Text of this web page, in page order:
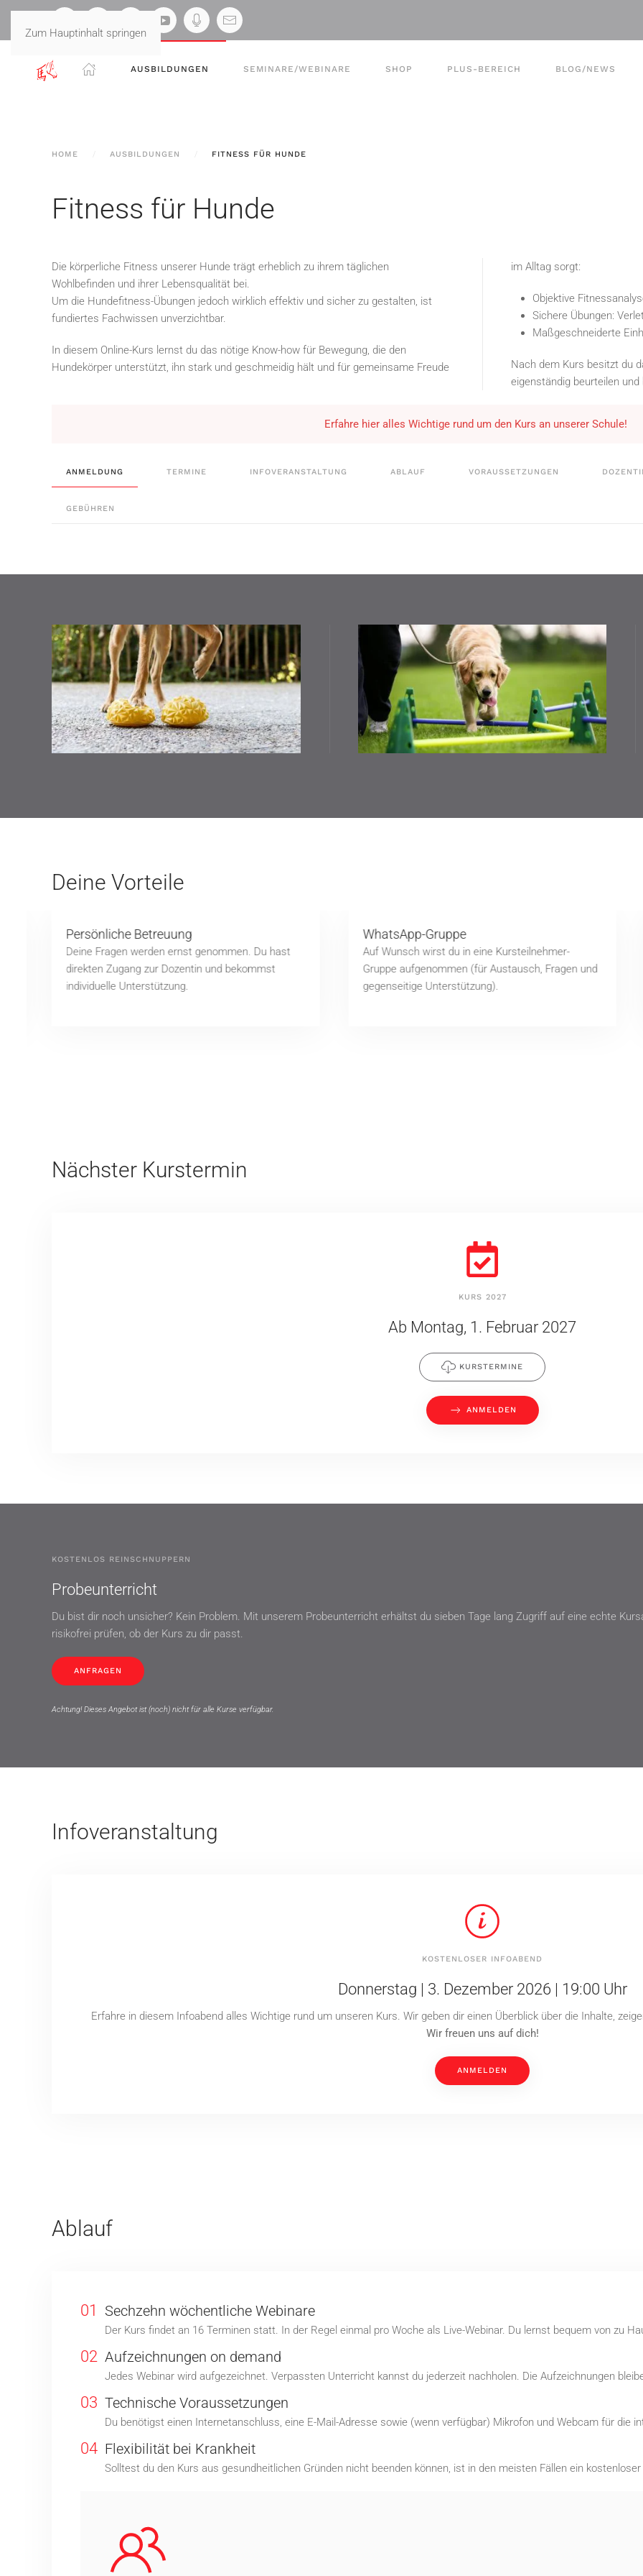
Zum Hauptinhalt springen
AUSBILDUNGEN SEMINARE/WEBINARE SHOP PLUS-BEREICH BLOG/NEWS
HOME AUSBILDUNGEN FITNESS FÜR HUNDE
Fitness für Hunde
Die körperliche Fitness unserer Hunde trägt erheblich zu ihrem täglichen
Wohlbefinden und ihrer Lebensqualität bei.
Um die Hundefitness-Übungen jedoch wirklich effektiv und sicher zu gestalten, ist
fundiertes Fachwissen unverzichtbar.
In diesem Online-Kurs lernst du das nötige Know-how für Bewegung, die den
Hundekörper unterstützt, ihn stark und geschmeidig hält und für gemeinsame Freude
im Alltag sorgt:
Objektive
Sichere Übungen:
Maßgeschneiderte
Nach dem Kurs besitzt du
eigenständig beurteilen
Erfahre hier alles Wichtige rund um den Kurs an unserer Schule!
ANMELDUNG TERMINE INFOVERANSTALTUNG ABLAUF VORAUSSETZUNGEN
GEBÜHREN
Deine Vorteile
Persönliche Betreuung
Deine Fragen werden ernst genommen. Du hast
direkten Zugang zur Dozentin und bekommst
individuelle Unterstützung.
WhatsApp-Gruppe
Auf Wunsch wirst du in eine Kursteilnehmer-
Gruppe aufgenommen (für Austausch, Fragen und
gegenseitige Unterstützung).
Nächster Kurstermin
KURS 2027
Ab Montag, 1. Februar 2027
KURSTERMINE
ANMELDEN
KOSTENLOS REINSCHNUPPERN
Probeunterricht
Du bist dir noch unsicher? Kein Problem. Mit unserem Probeunterricht erhältst du sieben Tage lang Zugriff auf eine echte
risikofrei prüfen, ob der Kurs zu dir passt.
ANFRAGEN
Achtung! Dieses Angebot ist (noch) nicht für alle Kurse verfügbar.
Infoveranstaltung
KOSTENLOSER INFOABEND
Donnerstag | 3. Dezember 2026 | 19:00 Uhr
Erfahre in diesem Infoabend alles Wichtige rund um unseren Kurs. Wir geben dir einen Überblick über die Inhalte,
Wir freuen uns auf dich!
ANMELDEN
Ablauf
01 Sechzehn wöchentliche Webinare
Der Kurs findet an 16 Terminen statt. In der Regel einmal pro Woche als Live-Webinar. Du lernst bequem von zu
02 Aufzeichnungen on demand
Jedes Webinar wird aufgezeichnet. Verpassten Unterricht kannst du jederzeit nachholen. Die Aufzeichnungen
03 Technische Voraussetzungen
Du benötigst einen Internetanschluss, eine E-Mail-Adresse sowie (wenn verfügbar) Mikrofon und Webcam für die
04 Flexibilität bei Krankheit
Solltest du den Kurs aus gesundheitlichen Gründen nicht beenden können, ist in den meisten Fällen ein